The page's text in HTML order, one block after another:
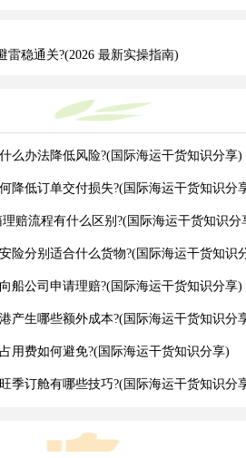
稳通关?(2026 最新实操指南)
么办法降低风险?(国际海运干货知识分享)
降低订单交付损失?(国际海运干货知识分
赔流程有什么区别?(国际海运干货知识分
险分别适合什么货物?(国际海运干货知识
船公司申请理赔?(国际海运干货知识分享)
产生哪些额外成本?(国际海运干货知识分
用费如何避免?(国际海运干货知识分享)
季订舱有哪些技巧?(国际海运干货知识分